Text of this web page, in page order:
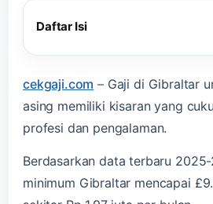
Daftar Isi
cekgaji.com – Gaji di Gibraltar
asing memiliki kisaran yang
profesi dan pengalaman.
Berdasarkan data terbaru
minimum Gibraltar mencapai